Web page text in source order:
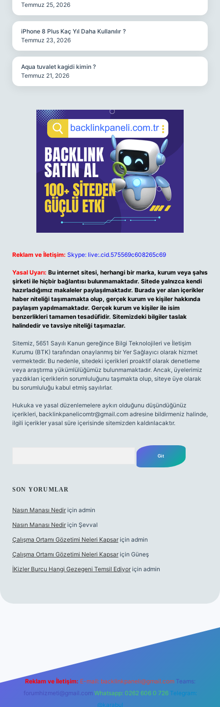
Temmuz 25, 2026
iPhone 8 Plus Kaç Yıl Daha Kullanılır ?
Temmuz 23, 2026
Aqua tuvalet kagidi kimin ?
Temmuz 21, 2026
Reklam ve İletişim: Skype: live:.cid.575569c608265c69
Yasal Uyarı: Bu internet sitesi, herhangi bir marka, kurum veya şahıs
şirketi ile hiçbir bağlantısı bulunmamaktadır. Sitede yalnızca kendi
hazırladığımız makaleler paylaşılmaktadır. Burada yer alan içerikler
haber niteliği taşımamakta olup, gerçek kurum ve kişiler hakkında
paylaşım yapılmamaktadır. Gerçek kurum ve kişiler ile isim
benzerlikleri tamamen tesadüfidir. Sitemizdeki bilgiler taslak
halindedir ve tavsiye niteliği taşımazlar.
Sitemiz, 5651 Sayılı Kanun gereğince Bilgi Teknolojileri ve İletişim
Kurumu (BTK) tarafından onaylanmış bir Yer Sağlayıcı olarak hizmet
vermektedir. Bu nedenle, sitedeki içerikleri proaktif olarak denetleme
veya araştırma yükümlülüğümüz bulunmamaktadır. Ancak, üyelerimiz
yazdıkları içeriklerin sorumluluğunu taşımakta olup, siteye üye olarak
bu sorumluluğu kabul etmiş sayılırlar.
Hukuka ve yasal düzenlemelere aykırı olduğunu düşündüğünüz
içerikleri, backlinkpanelicomtr@gmail.com adresine bildirmeniz halinde,
ilgili içerikler yasal süre içerisinde sitemizden kaldırılacaktır.
SON YORUMLAR
Nasın Manası Nedir için admin
Nasın Manası Nedir için Şevval
Çalışma Ortamı Gözetimi Neleri Kapsar için admin
Çalışma Ortamı Gözetimi Neleri Kapsar için Güneş
İKizler Burcu Hangi Gezegeni Temsil Ediyor için admin
Reklam ve İletişim: E-mail: backlinkpaneli@gmail.com Teams:
forumhizmeti@gmail.com Whatsapp: 0262 606 0 726 Telegram:
@karabul